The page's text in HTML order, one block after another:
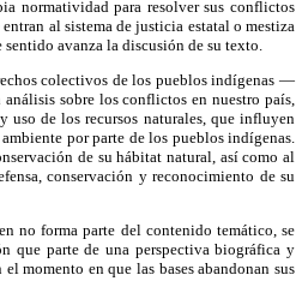
normatividad para resolver sus conflictos
al sistema de justicia estatal o mestiza
avanza la discusión de su texto.
colectivos de los pueblos indígenas —
sobre los conflictos en nuestro país,
de los recursos naturales, que influyen
por parte de los pueblos indígenas.
de su hábitat natural, así como al
conservación y reconocimiento de su
no forma parte del contenido temático, se
que parte de una perspectiva biográfica y
momento en que las bases abandonan sus